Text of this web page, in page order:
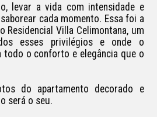
levar a vida com intensidade e
cada momento. Essa foi a
Residencial Villa Celimontana, um
esses privilégios e onde o
todo o conforto e elegância que o
do apartamento decorado e
será o seu.